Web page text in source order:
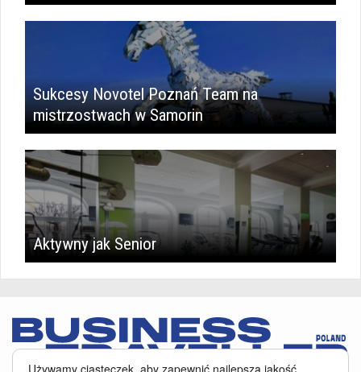
Sukcesy Novotel Poznań Team na
mistrzostwach w Samorin
Aktywny jak Senior
Używamy ciasteczek, aby zapewnić najlepszą jakość